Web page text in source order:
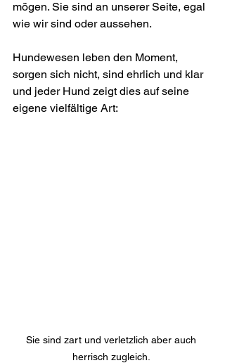
mögen. Sie sind an unserer Seite, egal
wie wir sind oder aussehen.
Hundewesen leben den Moment,
sorgen sich nicht, sind ehrlich und klar
und jeder Hund zeigt dies auf seine
eigene vielfältige Art:
Sie sind zart und verletzlich aber auch
herrisch zugleich.